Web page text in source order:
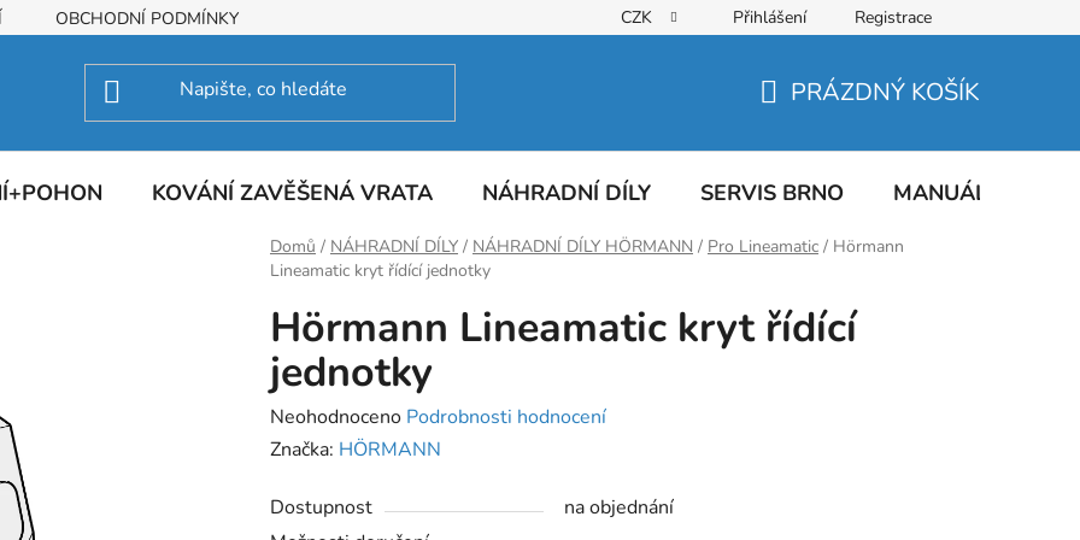
OBCHODNÍ PODMÍNKY CZK Přihlášení Registrace
KOŠÍK
PRÁZDNÝ KOŠÍK
KOVÁNÍ ZAVĚŠENÁ VRATA NÁHRADNÍ DÍLY SERVIS BRNO MANUÁLY
Domů / NÁHRADNÍ DÍLY / NÁHRADNÍ DÍLY HÖRMANN / Pro Lineamatic / Hörmann
Lineamatic kryt řídící jednotky
Hörmann Lineamatic kryt řídící
jednotky
Průměrné
hodnocení
je
Neohodnoceno Podrobnosti hodnocení
Značka: HÖRMANN
Dostupnost
na objednání